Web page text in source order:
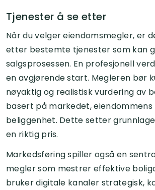
Tjenester å se etter
Når du velger eiendomsmegler, er
etter bestemte tjenester som kan
salgsprosessen. En profesjonell
en avgjørende start. Megleren bør
nøyaktig og realistisk vurdering av
basert på markedet,
beliggenhet. Dette setter
en riktig pris.
Markedsføring spiller også en
megler som mestrer effektive
bruker digitale kanaler strategisk,